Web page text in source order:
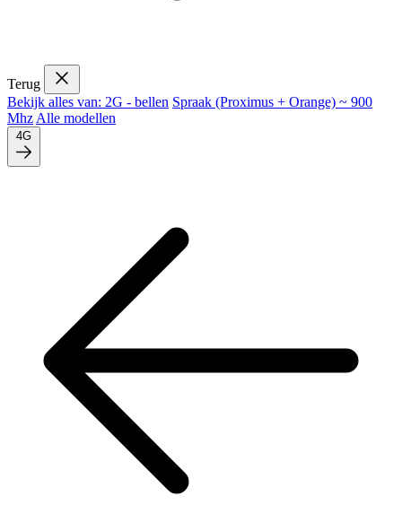
Terug
Bekijk alles van: 2G - bellen Spraak (Proximus + Orange) ~ 900
Mhz Alle modellen
4G